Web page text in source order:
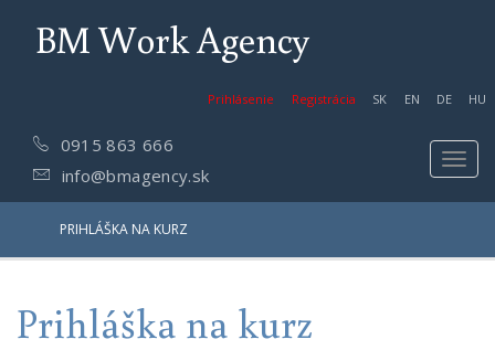
BM Work Agency
Prihlásenie Registrácia SK EN DE HU
0915 863 666
info@bmagency.sk
PRIHLÁŠKA NA KURZ
Prihláška na kurz